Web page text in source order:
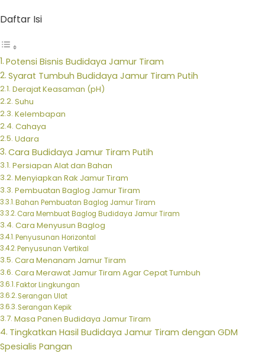
Daftar Isi
Potensi Bisnis Budidaya Jamur Tiram
Syarat Tumbuh Budidaya Jamur Tiram Putih
Derajat Keasaman (pH)
Suhu
Kelembapan
Cahaya
Udara
Cara Budidaya Jamur Tiram Putih
Persiapan Alat dan Bahan
Menyiapkan Rak Jamur Tiram
Pembuatan Baglog Jamur Tiram
Bahan Pembuatan Baglog Jamur Tiram
Cara Membuat Baglog Budidaya Jamur Tiram
Cara Menyusun Baglog
Penyusunan Horizontal
Penyusunan Vertikal
Cara Menanam Jamur Tiram
Cara Merawat Jamur Tiram Agar Cepat Tumbuh
Faktor Lingkungan
Serangan Ulat
Serangan Kepik
Masa Panen Budidaya Jamur Tiram
Tingkatkan Hasil Budidaya Jamur Tiram dengan GDM
Spesialis Pangan